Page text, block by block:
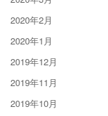
2020年2月
2020年1月
2019年12月
2019年11月
2019年10月